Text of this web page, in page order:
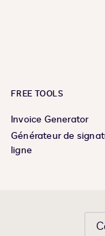
FREE TOOLS
Invoice Generator
Générateur de
ligne